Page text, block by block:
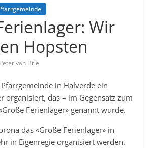
Wir
Hopsten
Peter van Briel
in Halverde ein
organisiert, das – im Gegensatz zum
Ferienlager» genannt wurde.
das «Große Ferienlager» in
in Eigenregie organisiert werden.